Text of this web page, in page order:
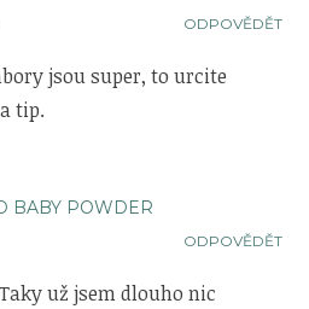
ODPOVĚDĚT
jsou super, to urcite
tip.
BABY POWDER
ODPOVĚDĚT
už jsem dlouho nic